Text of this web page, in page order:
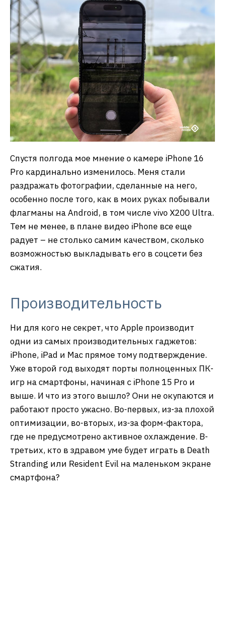
Спустя полгода мое мнение о камере iPhone 16
Pro кардинально изменилось. Меня стали
раздражать фотографии, сделанные на него,
особенно после того, как в моих руках побывали
флагманы на Android, в том числе vivo X200 Ultra.
Тем не менее, в плане видео iPhone все еще
радует – не столько самим качеством, сколько
возможностью выкладывать его в соцсети без
сжатия.
Производительность
Ни для кого не секрет, что Apple производит
одни из самых производительных гаджетов:
iPhone, iPad и Mac прямое тому подтверждение.
Уже второй год выходят порты полноценных ПК-
игр на смартфоны, начиная с iPhone 15 Pro и
выше. И что из этого вышло? Они не окупаются и
работают просто ужасно. Во-первых, из-за плохой
оптимизации, во-вторых, из-за форм-фактора,
где не предусмотрено активное охлаждение. В-
третьих, кто в здравом уме будет играть в Death
Stranding или Resident Evil на маленьком экране
смартфона?